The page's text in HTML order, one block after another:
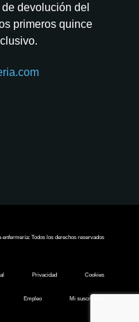
devolución del
primeros quince
enfermería: Todos los derechos reservados
Privacidad Cookies
Empleo Mi suscripción